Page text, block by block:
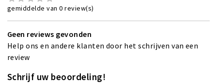
gemiddelde van 0 review(s)
Geen reviews gevonden
Help ons en andere klanten door het schrijven van een
review
Schrijf uw beoordeling!